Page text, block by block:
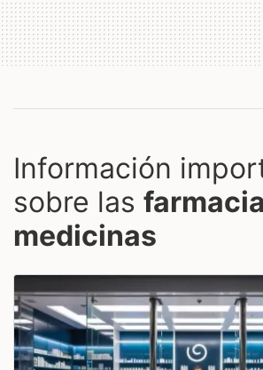
Información
sobre las
medicinas